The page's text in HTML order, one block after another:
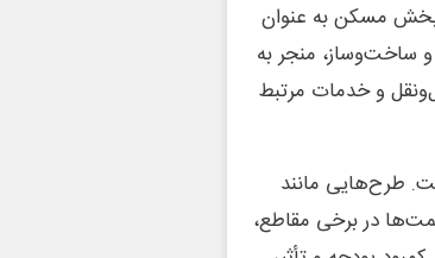
بخش مسکن به عنوان
ساخت‌وساز، منجر به
و خدمات مرتبط
طرح‌هایی مانند
در برخی مقاطع،